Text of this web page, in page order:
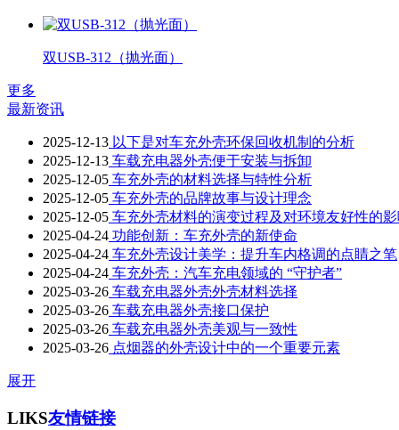
双USB-312（抛光面）
更多
最新资讯
2025-12-13 以下是对车充外壳环保回收机制的分析
2025-12-13 车载充电器外壳便于安装与拆卸
2025-12-05 车充外壳的材料选择与特性分析
2025-12-05 车充外壳的品牌故事与设计理念
2025-12-05 车充外壳材料的演变过程及对环境友好性的
2025-04-24 功能创新：车充外壳的新使命
2025-04-24 车充外壳设计美学：提升车内格调的点睛之笔
2025-04-24 车充外壳：汽车充电领域的 “守护者”
2025-03-26 车载充电器外壳外壳材料选择
2025-03-26 车载充电器外壳接口保护
2025-03-26 车载充电器外壳美观与一致性
2025-03-26 点烟器的外壳设计中的一个重要元素
展开
LIKS友情链接